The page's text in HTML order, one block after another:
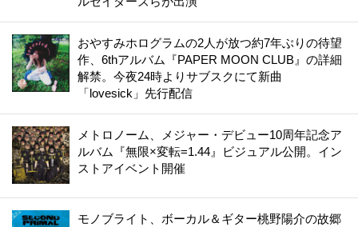
おやすみホログラムの2人が放つ約7年ぶりの待望
作、6thアルバム『PAPER MOON CLUB』の詳細
解禁。今夜24時よりサブスクにて新曲
「lovesick」先行配信
メトロノーム、メジャー・デビュー10周年記念ア
ルバム『無限×変転=1.44』ビジュアル公開。イン
ストアイベント開催
モノブライト、ボーカル＆ギター桃野陽介の故郷